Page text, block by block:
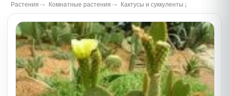
Растения Комнатные растения Кактусы и суккуленты